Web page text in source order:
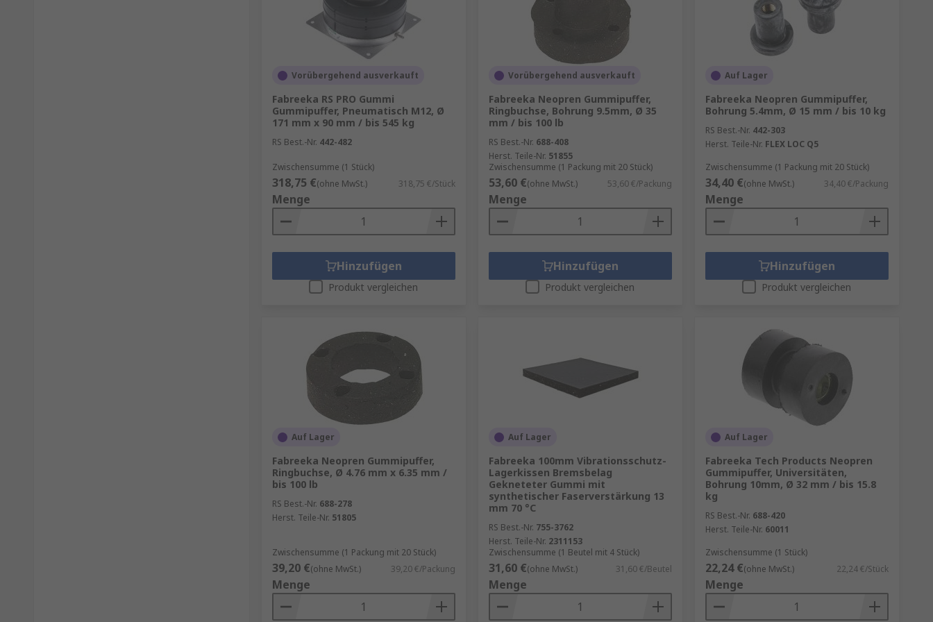
Vorübergehend ausverkauft
Fabreeka RS PRO Gummi
Gummipuffer, Pneumatisch M12, Ø
171 mm x 90 mm / bis 545 kg
RS Best.-Nr. 442-482
Zwischensumme (1 Stück)
318,75 €(ohne MwSt.) 318,75 €/Stück
Menge
Hinzufügen
Produkt vergleichen
Vorübergehend ausverkauft
Fabreeka Neopren Gummipuffer,
Ringbuchse, Bohrung 9.5mm, Ø 35
mm / bis 100 lb
RS Best.-Nr. 688-408
Herst. Teile-Nr. 51855
Zwischensumme (1 Packung mit 20 Stück)
53,60 €(ohne MwSt.) 53,60 €/Packung
Menge
Hinzufügen
Produkt vergleichen
Auf Lager
Fabreeka Neopren Gummipuffer,
Bohrung 5.4mm, Ø 15 mm / bis 10 kg
RS Best.-Nr. 442-303
Herst. Teile-Nr. FLEX LOC Q5
Zwischensumme (1 Packung mit 20 Stück)
34,40 €(ohne MwSt.) 34,40 €/Packung
Menge
Hinzufügen
Produkt vergleichen
Auf Lager
Fabreeka Neopren Gummipuffer,
Ringbuchse, Ø 4.76 mm x 6.35 mm /
bis 100 lb
RS Best.-Nr. 688-278
Herst. Teile-Nr. 51805
Zwischensumme (1 Packung mit 20 Stück)
39,20 €(ohne MwSt.) 39,20 €/Packung
Menge
Auf Lager
Fabreeka 100mm Vibrationsschutz-
Lagerkissen Bremsbelag
Gekneteter Gummi mit
synthetischer Faserverstärkung 13
mm 70 °C
RS Best.-Nr. 755-3762
Herst. Teile-Nr. 2311153
Zwischensumme (1 Beutel mit 4 Stück)
31,60 €(ohne MwSt.) 31,60 €/Beutel
Menge
Auf Lager
Fabreeka Tech Products Neopren
Gummipuffer, Universitäten,
Bohrung 10mm, Ø 32 mm / bis 15.8
kg
RS Best.-Nr. 688-420
Herst. Teile-Nr. 60011
Zwischensumme (1 Stück)
22,24 €(ohne MwSt.) 22,24 €/Stück
Menge